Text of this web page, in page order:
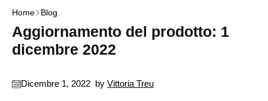
Home Blog
Aggiornamento del prodotto: 1
dicembre 2022
Dicembre 1, 2022 by Vittoria Treu